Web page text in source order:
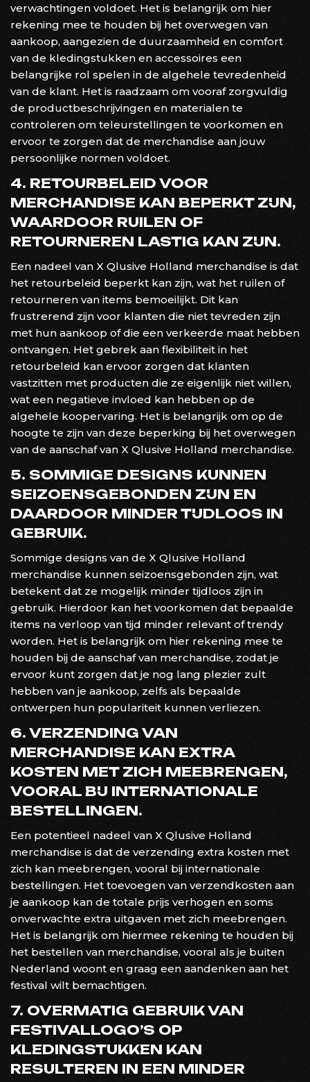
verwachtingen voldoet. Het is belangrijk om hier
rekening mee te houden bij het overwegen van
aankoop, aangezien de duurzaamheid en comfort
van de kledingstukken en accessoires een
belangrijke rol spelen in de algehele tevredenheid
van de klant. Het is raadzaam om vooraf zorgvuldig
de productbeschrijvingen en materialen te
controleren om teleurstellingen te voorkomen en
ervoor te zorgen dat de merchandise aan jouw
persoonlijke normen voldoet.
4. RETOURBELEID VOOR
MERCHANDISE KAN BEPERKT ZIJN,
WAARDOOR RUILEN OF
RETOURNEREN LASTIG KAN ZIJN.
Een nadeel van X Qlusive Holland merchandise is dat
het retourbeleid beperkt kan zijn, wat het ruilen of
retourneren van items bemoeilijkt. Dit kan
frustrerend zijn voor klanten die niet tevreden zijn
met hun aankoop of die een verkeerde maat hebben
ontvangen. Het gebrek aan flexibiliteit in het
retourbeleid kan ervoor zorgen dat klanten
vastzitten met producten die ze eigenlijk niet willen,
wat een negatieve invloed kan hebben op de
algehele koopervaring. Het is belangrijk om op de
hoogte te zijn van deze beperking bij het overwegen
van de aanschaf van X Qlusive Holland merchandise.
5. SOMMIGE DESIGNS KUNNEN
SEIZOENSGEBONDEN ZIJN EN
DAARDOOR MINDER TIJDLOOS IN
GEBRUIK.
Sommige designs van de X Qlusive Holland
merchandise kunnen seizoensgebonden zijn, wat
betekent dat ze mogelijk minder tijdloos zijn in
gebruik. Hierdoor kan het voorkomen dat bepaalde
items na verloop van tijd minder relevant of trendy
worden. Het is belangrijk om hier rekening mee te
houden bij de aanschaf van merchandise, zodat je
ervoor kunt zorgen dat je nog lang plezier zult
hebben van je aankoop, zelfs als bepaalde
ontwerpen hun populariteit kunnen verliezen.
6. VERZENDING VAN
MERCHANDISE KAN EXTRA
KOSTEN MET ZICH MEEBRENGEN,
VOORAL BIJ INTERNATIONALE
BESTELLINGEN.
Een potentieel nadeel van X Qlusive Holland
merchandise is dat de verzending extra kosten met
zich kan meebrengen, vooral bij internationale
bestellingen. Het toevoegen van verzendkosten aan
je aankoop kan de totale prijs verhogen en soms
onverwachte extra uitgaven met zich meebrengen.
Het is belangrijk om hiermee rekening te houden bij
het bestellen van merchandise, vooral als je buiten
Nederland woont en graag een aandenken aan het
festival wilt bemachtigen.
7. OVERMATIG GEBRUIK VAN
FESTIVALLOGO’S OP
KLEDINGSTUKKEN KAN
RESULTEREN IN EEN MINDER